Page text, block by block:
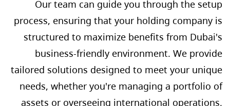
Our team can guide you through the setup
process, ensuring that your holding company is
structured to maximize benefits from Dubai's
business-friendly environment. We provide
tailored solutions designed to meet your unique
needs, whether you're managing a portfolio of
assets or overseeing international operations.